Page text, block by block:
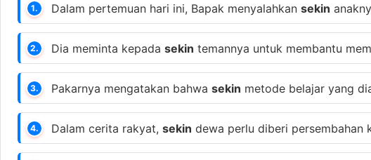
1. Dalam pertemuan hari ini, Bapak menyalahkan sekin
2. Dia meminta kepada sekin temannya untuk membantu
3. Pakarnya mengatakan bahwa sekin metode belajar yang
4. Dalam cerita rakyat, sekin dewa perlu diberi persembahan